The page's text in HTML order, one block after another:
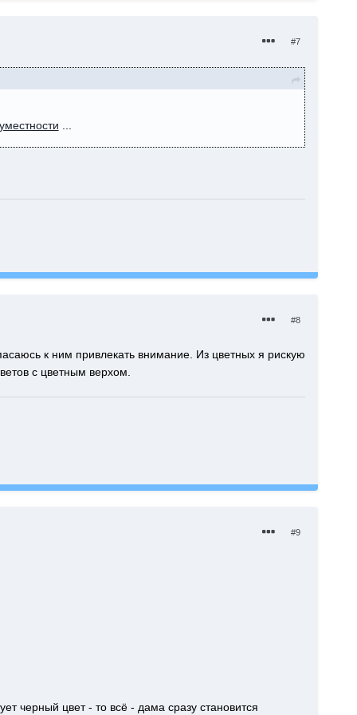
#7
уместности
#8
к ним привлекать внимание. Из цветных я рискую
с цветным верхом.
#9
черный цвет - то всё - дама сразу становится